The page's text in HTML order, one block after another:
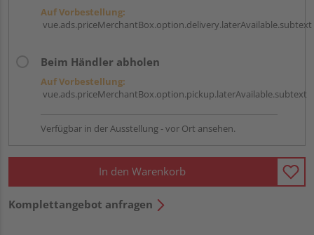
Auf Vorbestellung:
vue.ads.priceMerchantBox.option.delivery.laterAvailable.subtext
Beim Händler abholen
Auf Vorbestellung:
vue.ads.priceMerchantBox.option.pickup.laterAvailable.subtext
Verfügbar in der Ausstellung - vor Ort ansehen.
In den Warenkorb
Komplettangebot anfragen